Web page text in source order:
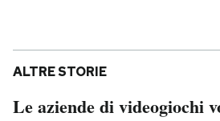
ALTRE STORIE
Le aziende di videogiochi